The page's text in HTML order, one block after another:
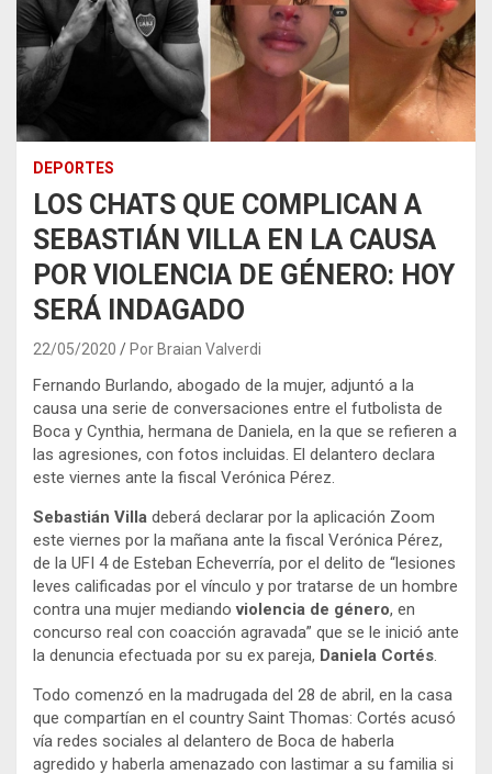
DEPORTES
LOS CHATS QUE COMPLICAN A
SEBASTIÁN VILLA EN LA CAUSA
POR VIOLENCIA DE GÉNERO: HOY
SERÁ INDAGADO
22/05/2020 Por Braian Valverdi
Fernando Burlando, abogado de la mujer, adjuntó a la
causa una serie de conversaciones entre el futbolista de
Boca y Cynthia, hermana de Daniela, en la que se refieren a
las agresiones, con fotos incluidas. El delantero declara
este viernes ante la fiscal Verónica Pérez.
Sebastián Villa deberá declarar por la aplicación Zoom
este viernes por la mañana ante la fiscal Verónica Pérez,
de la UFI 4 de Esteban Echeverría, por el delito de “lesiones
leves calificadas por el vínculo y por tratarse de un hombre
contra una mujer mediandoviolencia de género, en
concurso real con coacción agravada” que se le inició ante
la denuncia efectuada por su ex pareja, Daniela Cortés.
Todo comenzó en la madrugada del 28 de abril, en la casa
que compartían en el country Saint Thomas: Cortés acusó
vía redes sociales al delantero de Boca de haberla
agredido y haberla amenazado con lastimar a su familia si